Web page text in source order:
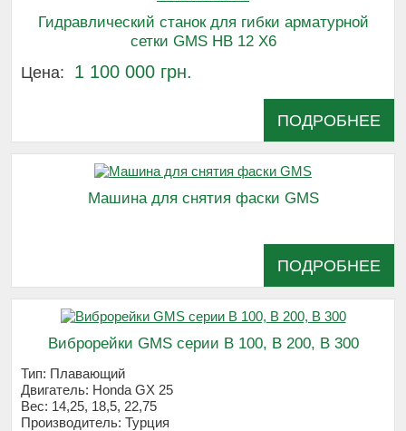
Гидравлический станок для гибки арматурной
сетки GMS HB 12 Х6
Цена: 1 100 000 грн.
ПОДРОБНЕЕ
Машина для снятия фаски GMS
ПОДРОБНЕЕ
Виброрейки GMS серии В 100, В 200, В 300
Тип: Плавающий
Двигатель: Honda GX 25
Вес: 14,25, 18,5, 22,75
Производитель: Турция